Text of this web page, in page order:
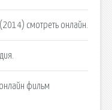
смотреть онлайн.
фильм